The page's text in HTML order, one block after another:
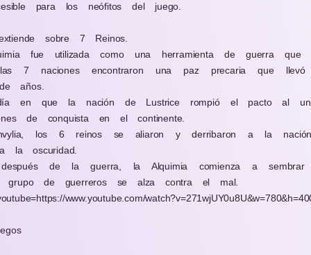
para los neófitos del juego.
sobre 7 Reinos.
fue utilizada como una herramienta de guerra
7 naciones encontraron una paz precaria que
años.
en que la nación de Lustrice rompió el pacto al
de conquista en el continente.
los 6 reinos se aliaron y derribaron a la
la oscuridad.
de la guerra, la Alquimia comienza a
grupo de guerreros se alza contra el mal.
www.youtube.com/